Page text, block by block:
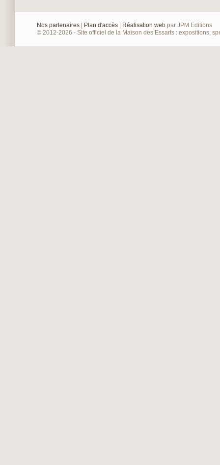
Nos partenaires Plan d'accès Réalisation web par JPM Editions
© 2012-2026 - Site officiel de la Maison des Essarts : expositions,